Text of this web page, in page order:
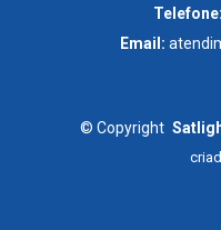
Telefone:
Email:
© Copyright